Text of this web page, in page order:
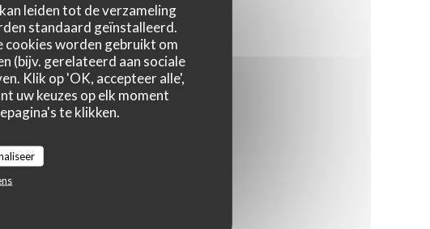
leiden tot de verzameling
standaard geïnstalleerd.
cookies worden gebruikt om
(bijv. gerelateerd aan sociale
Klik op 'OK, accepteer alle',
uw keuzes op elk moment
te klikken.
/ Prijs : 5/5
pu en plus